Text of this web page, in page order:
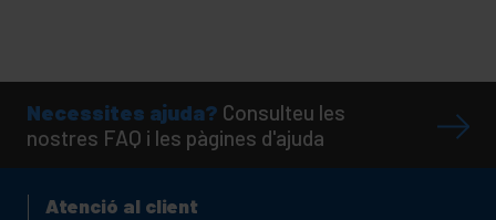
Necessites ajuda? Consulteu les
nostres FAQ i les pàgines d'ajuda
Atenció al client